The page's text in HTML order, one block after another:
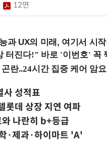
12면
의 미래, 여기서 시작됩니다! (9/2
사 성적표
롯데 상장 지연 여파
나란히 b+등급
·제과·하이마트 'A'